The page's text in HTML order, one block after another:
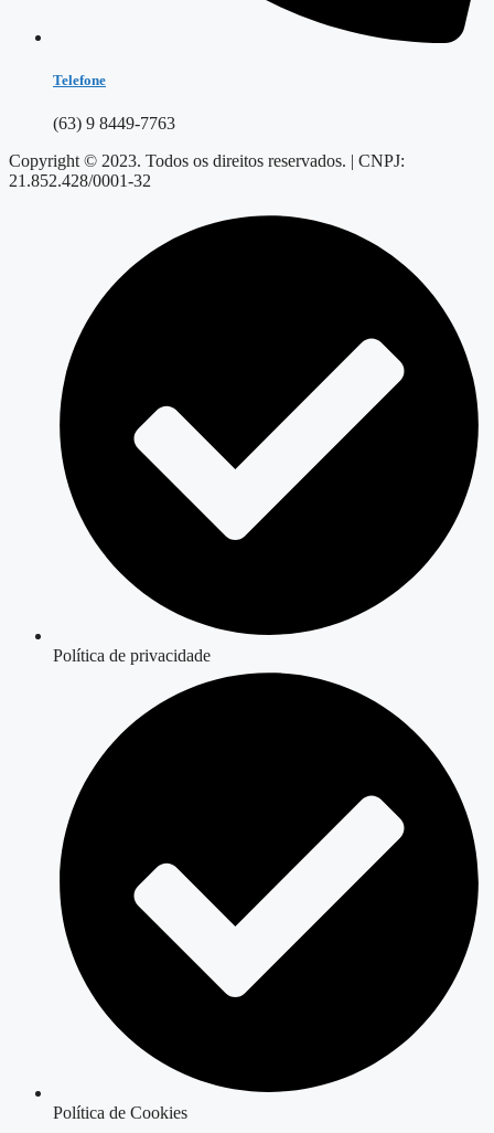
Telefone
(63) 9 8449-7763
Copyright © 2023. Todos os direitos reservados. | CNPJ:
21.852.428/0001-32
Política de privacidade
Política de Cookies